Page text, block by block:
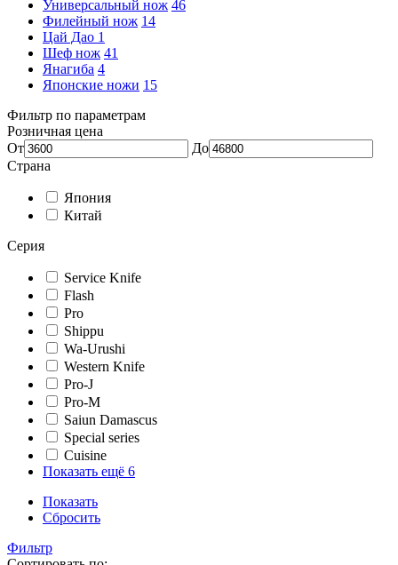
Универсальный нож 46
Филейный нож 14
Цай Дао 1
Шеф нож 41
Янагиба 4
Японские ножи 15
Фильтр по параметрам
Розничная цена
От
До
Страна
Япония
Китай
Серия
Service Knife
Flash
Pro
Shippu
Wa-Urushi
Western Knife
Pro-J
Pro-M
Saiun Damascus
Special series
Cuisine
Показать ещё 6
Показать
Сбросить
Фильтр